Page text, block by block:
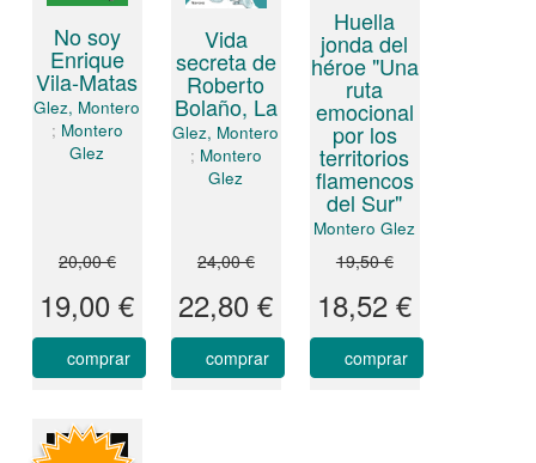
No soy
Enrique
Vila-Matas
Glez, Montero
; Montero
Glez
20,00 €
19,00 €
comprar
Vida
secreta de
Roberto
Bolaño, La
Glez, Montero
; Montero
Glez
24,00 €
22,80 €
comprar
Huella
jonda del
héroe "Una
ruta
emocional
por los
territorios
flamencos
del Sur"
Montero Glez
19,50 €
18,52 €
comprar